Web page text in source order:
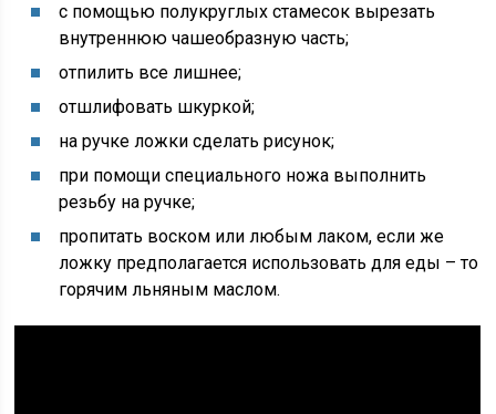
с помощью полукруглых стамесок вырезать
внутреннюю чашеобразную часть;
отпилить все лишнее;
отшлифовать шкуркой;
на ручке ложки сделать рисунок;
при помощи специального ножа выполнить
резьбу на ручке;
пропитать воском или любым лаком, если же
ложку предполагается использовать для еды – то
горячим льняным маслом.